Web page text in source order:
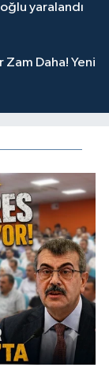
yaralandı
Zam Daha! Yeni